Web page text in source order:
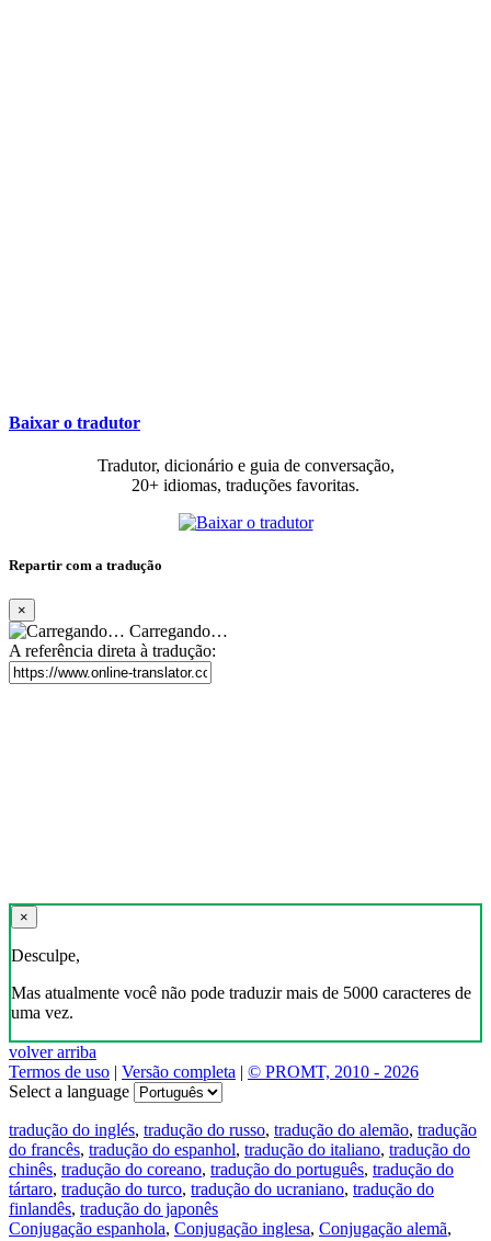
Baixar o tradutor
Tradutor, dicionário e guia de conversação,
20+ idiomas, traduções favoritas.
Repartir com a tradução
×
Carregando…
A referência direta à tradução:
×
Desculpe,
Mas atualmente você não pode traduzir mais de 5000 caracteres de
uma vez.
volver arriba
Termos de uso | Versão completa | © PROMT, 2010 - 2026
Select a language
tradução do inglés, tradução do russo, tradução do alemão, tradução
do francês, tradução do espanhol, tradução do italiano, tradução do
chinês, tradução do coreano, tradução do português, tradução do
tártaro, tradução do turco, tradução do ucraniano, tradução do
finlandês, tradução do japonês
Conjugação espanhola, Conjugação inglesa, Conjugação alemã,